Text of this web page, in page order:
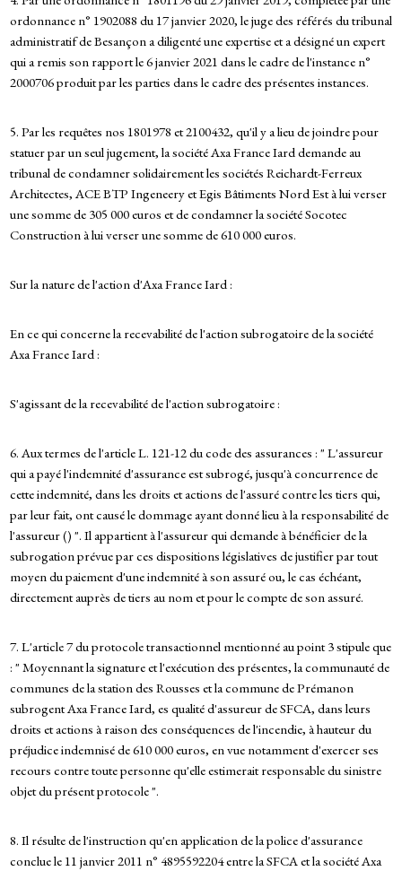
ordonnance n° 1902088 du 17 janvier 2020, le juge des référés du tribunal
administratif de Besançon a diligenté une expertise et a désigné un expert
qui a remis son rapport le 6 janvier 2021 dans le cadre de l'instance n°
2000706 produit par les parties dans le cadre des présentes instances.
5. Par les requêtes nos 1801978 et 2100432, qu'il y a lieu de joindre pour
statuer par un seul jugement, la société Axa France Iard demande au
tribunal de condamner solidairement les sociétés Reichardt-Ferreux
Architectes, ACE BTP Ingeneery et Egis Bâtiments Nord Est à lui verser
une somme de 305 000 euros et de condamner la société Socotec
Construction à lui verser une somme de 610 000 euros.
Sur la nature de l'action d'Axa France Iard :
En ce qui concerne la recevabilité de l'action subrogatoire de la société
Axa France Iard :
S'agissant de la recevabilité de l'action subrogatoire :
6. Aux termes de l'article L. 121-12 du code des assurances : " L'assureur
qui a payé l'indemnité d'assurance est subrogé, jusqu'à concurrence de
cette indemnité, dans les droits et actions de l'assuré contre les tiers qui,
par leur fait, ont causé le dommage ayant donné lieu à la responsabilité de
l'assureur () ". Il appartient à l'assureur qui demande à bénéficier de la
subrogation prévue par ces dispositions législatives de justifier par tout
moyen du paiement d'une indemnité à son assuré ou, le cas échéant,
directement auprès de tiers au nom et pour le compte de son assuré.
7. L'article 7 du protocole transactionnel mentionné au point 3 stipule que
: " Moyennant la signature et l'exécution des présentes, la communauté de
communes de la station des Rousses et la commune de Prémanon
subrogent Axa France Iard, es qualité d'assureur de SFCA, dans leurs
droits et actions à raison des conséquences de l'incendie, à hauteur du
préjudice indemnisé de 610 000 euros, en vue notamment d'exercer ses
recours contre toute personne qu'elle estimerait responsable du sinistre
objet du présent protocole ".
8. Il résulte de l'instruction qu'en application de la police d'assurance
conclue le 11 janvier 2011 n° 4895592204 entre la SFCA et la société Axa